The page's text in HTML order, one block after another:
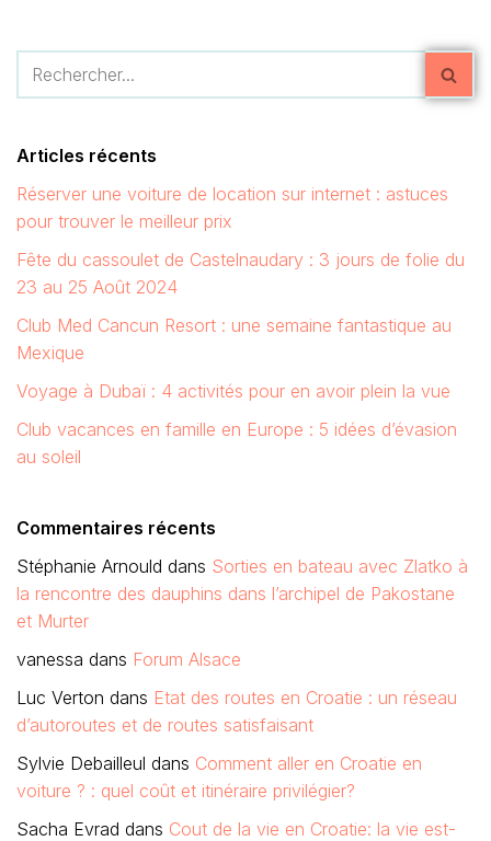
Articles récents
Réserver une voiture de location sur internet : astuces
pour trouver le meilleur prix
Fête du cassoulet de Castelnaudary : 3 jours de folie du
23 au 25 Août 2024
Club Med Cancun Resort : une semaine fantastique au
Mexique
Voyage à Dubaï : 4 activités pour en avoir plein la vue
Club vacances en famille en Europe : 5 idées d’évasion
au soleil
Commentaires récents
Stéphanie Arnould dans Sorties en bateau avec Zlatko à
la rencontre des dauphins dans l’archipel de Pakostane
et Murter
vanessa dans Forum Alsace
Luc Verton dans Etat des routes en Croatie : un réseau
d’autoroutes et de routes satisfaisant
Sylvie Debailleul dans Comment aller en Croatie en
voiture ? : quel coût et itinéraire privilégier?
Sacha Evrad dans Cout de la vie en Croatie: la vie est-